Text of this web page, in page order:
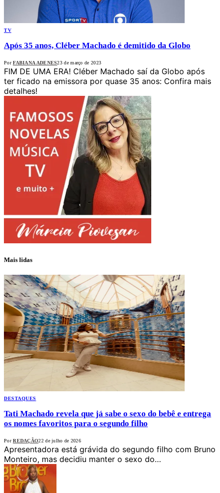
TV
Após 35 anos, Cléber Machado é demitido da Globo
Por FABIANA ADENES23 de março de 2023
FIM DE UMA ERA! Cléber Machado saí da Globo após
ter ficado na emissora por quase 35 anos: Confira mais
detalhes!
Mais lidas
DESTAQUES
Tati Machado revela que já sabe o sexo do bebê e entrega
os nomes favoritos para o segundo filho
Por REDAÇÃO22 de julho de 2026
Apresentadora está grávida do segundo filho com Bruno
Monteiro, mas decidiu manter o sexo do…